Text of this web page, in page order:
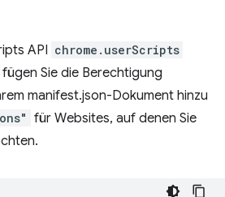
API chrome.userScripts
Sie die Berechtigung
manifest.json-Dokument hinzu
für Websites, auf denen Sie